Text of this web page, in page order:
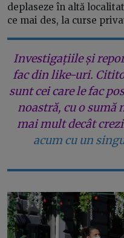
deplaseze în altă
ce mai des, la curse
Investigațiile și
fac din like-uri.
sunt cei care le fac
noastră, cu o sumă
mai mult decât
acum cu un